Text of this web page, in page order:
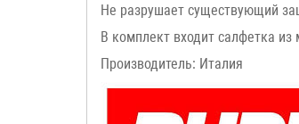
Не разрушает существующий
В комплект входит салфетка
Производитель: Италия